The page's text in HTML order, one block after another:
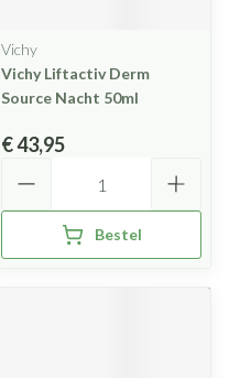
Vichy
Vichy Liftactiv Derm
Source Nacht 50ml
€ 43,95
Bestel